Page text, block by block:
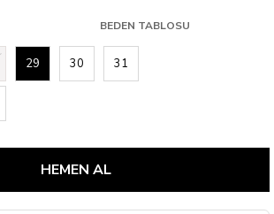
BEDEN TABLOSU
29 30 31